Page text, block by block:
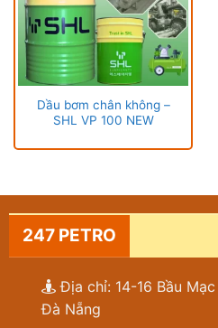
Dầu bơm chân không –
SHL VP 100 NEW
247 PETRO
Địa chỉ: 14-16 Bầu Mạc
Đà Nẵng